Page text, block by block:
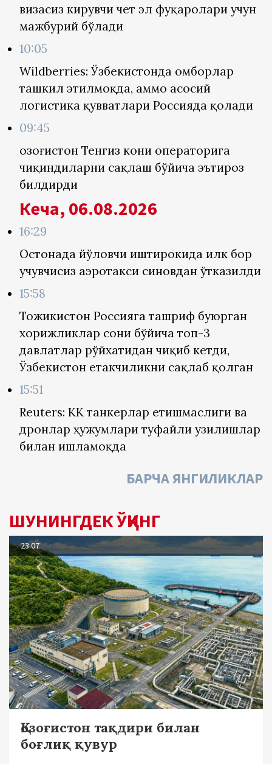
визасиз кирувчи чет эл фуқаролари учун
мажбурий бўлади
10:05
Wildberries: Ўзбекистонда омборлар
ташкил этилмоқда, аммо асосий
логистика қувватлари Россияда қолади
09:45
Қозоғистон Тенгиз кони операторига
чиқиндиларни сақлаш бўйича эътироз
билдирди
Кеча, 06.08.2026
16:29
Остонада йўловчи иштирокида илк бор
учувчисиз аэротакси синовдан ўтказилди
15:58
Тожикистон Россияга ташриф буюрган
хорижликлар сони бўйича топ-3
давлатлар рўйхатидан чиқиб кетди,
Ўзбекистон етакчиликни сақлаб қолган
15:51
Reuters: КҚК танкерлар етишмаслиги ва
дронлар ҳужумлари туфайли узилишлар
билан ишламоқда
БАРЧА ЯНГИЛИКЛАР
ШУНИНГДЕК ЎҚИНГ
23.07
Қозоғистон тақдири билан
боғлиқ қувур